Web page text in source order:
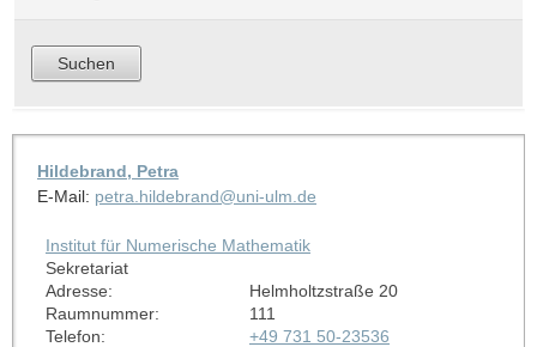
Hildebrand, Petra
E-Mail: petra.hildebrand@uni-ulm.de
Institut für Numerische Mathematik
Sekretariat
Adresse:
Helmholtzstraße 20
Raumnummer:
111
Telefon:
+49 731 50-23536